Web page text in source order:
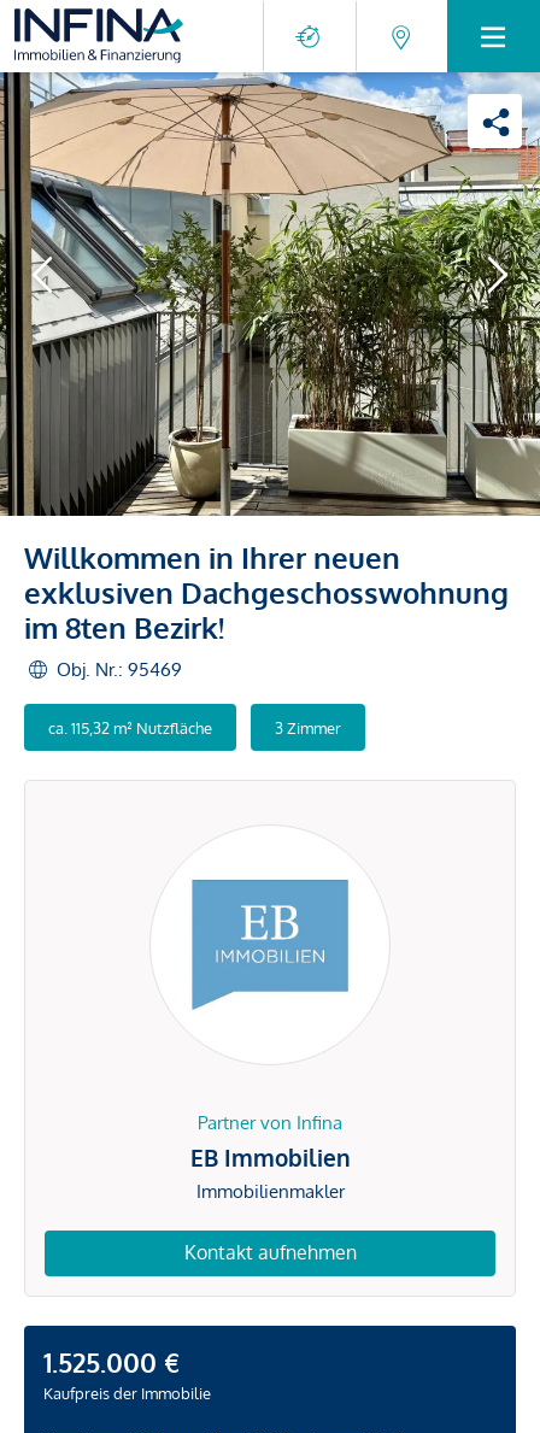
Willkommen in Ihrer neuen
exklusiven Dachgeschosswohnung
im 8ten Bezirk!
Obj. Nr.: 95469
ca. 115,32 m² Nutzfläche 3 Zimmer
Partner von Infina
EB Immobilien
Immobilienmakler
Kontakt aufnehmen
1.525.000 €
Kaufpreis der Immobilie